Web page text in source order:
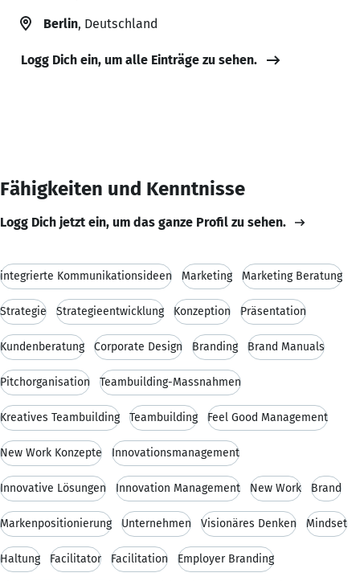
Berlin, Deutschland
Logg Dich ein, um alle Einträge zu sehen.
Fähigkeiten und Kenntnisse
Logg Dich jetzt ein, um das ganze Profil zu sehen.
integrierte Kommunikationsideen Marketing Marketing Beratung
Strategie Strategieentwicklung Konzeption Präsentation
Kundenberatung Corporate Design Branding Brand Manuals
Pitchorganisation Teambuilding-Massnahmen
Kreatives Teambuilding Teambuilding Feel Good Management
New Work Konzepte Innovationsmanagement
Innovative Lösungen Innovation Management New Work Brand
Markenpositionierung Unternehmen Visionäres Denken Mindset
Haltung Facilitator Facilitation Employer Branding